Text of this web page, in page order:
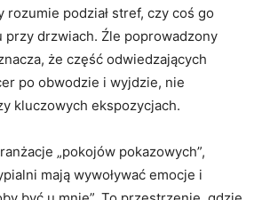
rozumie podział stref, czy coś go
przy drzwiach. Źle poprowadzony
że część odwiedzających
po obwodzie i wyjdzie, nie
kluczowych ekspozycjach.
„pokojów pokazowych”,
mają wywoływać emocje i